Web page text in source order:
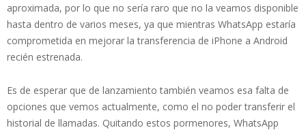
aproximada, por lo que no sería raro que no la veamos disponible
hasta dentro de varios meses, ya que mientras WhatsApp estaría
comprometida en mejorar la transferencia de iPhone a Android
recién estrenada.
Es de esperar que de lanzamiento también veamos esa falta de
opciones que vemos actualmente, como el no poder transferir el
historial de llamadas. Quitando estos pormenores, WhatsApp